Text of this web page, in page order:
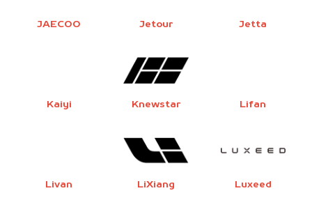
JAECOO Jetour Jetta
Kaiyi Knewstar Lifan
Livan LiXiang Luxeed